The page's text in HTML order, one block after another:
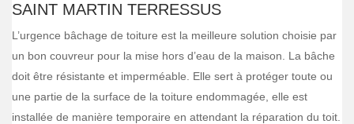
SAINT MARTIN TERRESSUS
L’urgence bâchage de toiture est la meilleure solution choisie par
un bon couvreur pour la mise hors d’eau de la maison. La bâche
doit être résistante et imperméable. Elle sert à protéger toute ou
une partie de la surface de la toiture endommagée, elle est
installée de manière temporaire en attendant la réparation du toit.